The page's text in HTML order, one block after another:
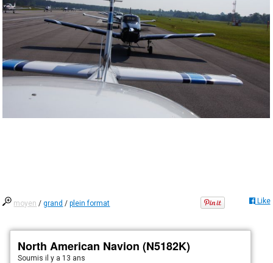
moyen /grand /plein format Like
North American Navion (N5182K)
Soumisil y a 13 ans